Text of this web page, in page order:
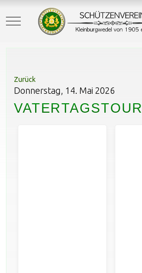
Mobile Menu Toggle
Zurück
Donnerstag, 14. Mai 2026
VATERTAGSTOUR